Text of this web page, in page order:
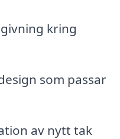
kring
som passar
av nytt tak